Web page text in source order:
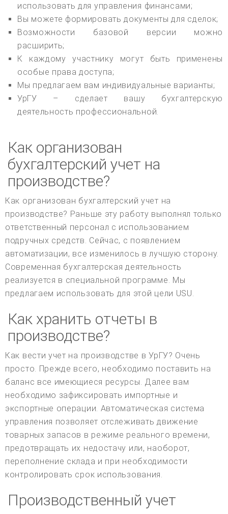
использовать для управления финансами;
Вы можете формировать документы для сделок;
Возможности базовой версии можно
расширить;
К каждому участнику могут быть применены
особые права доступа;
Мы предлагаем вам индивидуальные варианты;
УрГУ – сделает вашу бухгалтерскую
деятельность профессиональной.
Как организован
бухгалтерский учет на
производстве?
Как организован бухгалтерский учет на
производстве? Раньше эту работу выполнял только
ответственный персонал с использованием
подручных средств. Сейчас, с появлением
автоматизации, все изменилось в лучшую сторону.
Современная бухгалтерская деятельность
реализуется в специальной программе. Мы
предлагаем использовать для этой цели USU.
Как хранить отчеты в
производстве?
Как вести учет на производстве в УрГУ? Очень
просто. Прежде всего, необходимо поставить на
баланс все имеющиеся ресурсы. Далее вам
необходимо зафиксировать импортные и
экспортные операции. Автоматическая система
управления позволяет отслеживать движение
товарных запасов в режиме реального времени,
предотвращать их недостачу или, наоборот,
переполнение склада и при необходимости
контролировать срок использования.
Производственный учет